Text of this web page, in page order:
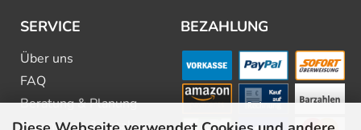
SERVICE
Über uns
FAQ
Beratung & Planung
Downloads & Kataloge
BEZAHLUNG